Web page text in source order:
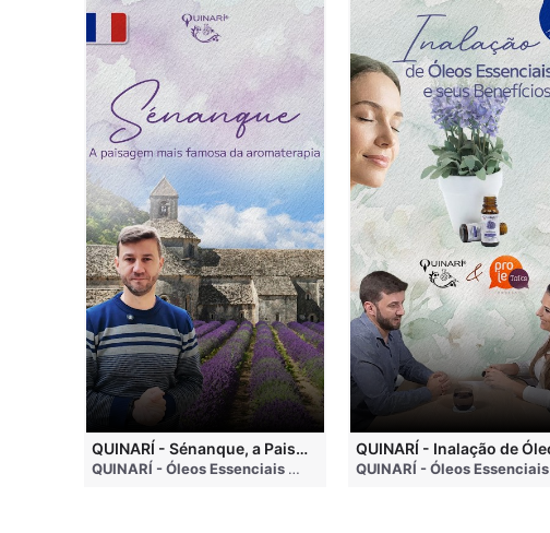
• 4 months ago
QUINARÍ - Sénanque, a Paisagem Mais Famosa da Aromaterapia
QUINARÍ - Óleos Essenciais e Aromaterapia • 3 weeks ago